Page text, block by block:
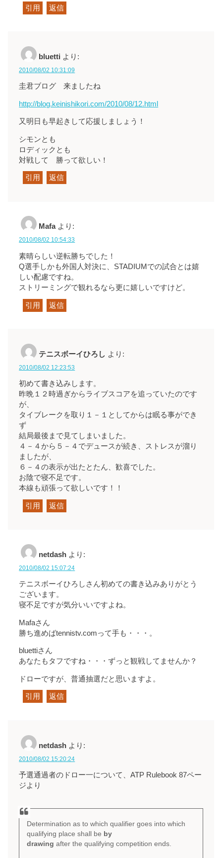
引用 返信
bluetti より:
2010/08/02 10:31:09
圭君ブログ 来ましたね
http://blog.keinishikori.com/2010/08/12.html
又明日も早起きして応援しましょう！
シモンとも
ロディックとも
対戦して 勝って欲しい！
引用 返信
Mafa より:
2010/08/02 10:54:33
素晴らしい逆転勝ちでした！
Q選手しかも外国人対決に、STADIUMでの試合とは嬉
しい配慮ですね。
ストリーミングで観れるなら更に嬉しいですけど。
引用 返信
テニスボーイひろし より:
2010/08/02 12:23:53
初めて書き込みします。
昨晩１２時過ぎからライブスコアを追っていたのです
が、
タイブレークを取り１－１としてからは眠る事ができ
ず
結局最後まで見てしまいました。
４－４から５－４でデュースが続き、ストレスが溜り
ましたが、
６－４の表示が出たとたん、歓喜でした。
お陰で寝不足です。
本線も頑張って欲しいです！！
引用 返信
netdash より:
2010/08/02 15:07:24
テニスボーイひろしさん初めての書き込みありがとう
ございます。
寝不足ですが気分いいですよね。
Mafaさん
勝ち進めばtennistv.comって手も・・・。
bluettiさん
あなたもタフですね・・・ずっと観戦してませんか？
ドローですが、普通抽選だと思いますよ。
引用 返信
netdash より:
2010/08/02 15:20:24
予選通過者のドロー一について、ATP Rulebook 87ペー
ジより
Determination as to which qualifier goes into which
qualifying place shall be by
drawing after the qualifying competition ends.